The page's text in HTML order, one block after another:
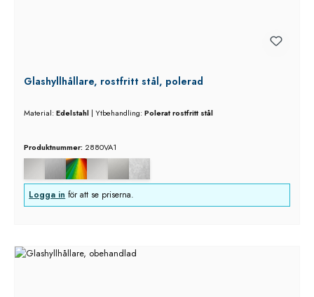
Glashyllhållare, rostfritt stål, polerad
Material:Edelstahl | Ytbehandling:Polerat rostfritt stål
Produktnummer: 2880VA1
Logga in för att se priserna.